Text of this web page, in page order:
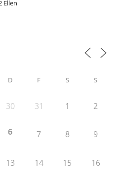
Ellen
D F S S
30 31 1 2
6 7 8 9
13 14 15 16